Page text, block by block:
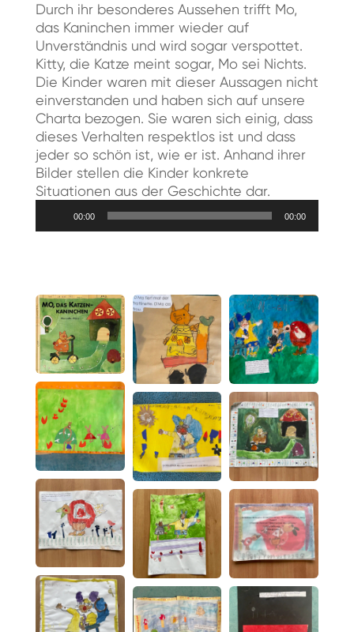
Durch ihr besonderes Aussehen trifft Mo,
das Kaninchen immer wieder auf
Unverständnis und wird sogar verspottet.
Kitty, die Katze meint sogar, Mo sei Nichts.
Die Kinder waren mit dieser Aussagen nicht
einverstanden und haben sich auf unsere
Charta bezogen. Sie waren sich einig, dass
dieses Verhalten respektlos ist und dass
jeder so schön ist, wie er ist. Anhand ihrer
Bilder stellen die Kinder konkrete
Situationen aus der Geschichte dar.
00:00 00:00